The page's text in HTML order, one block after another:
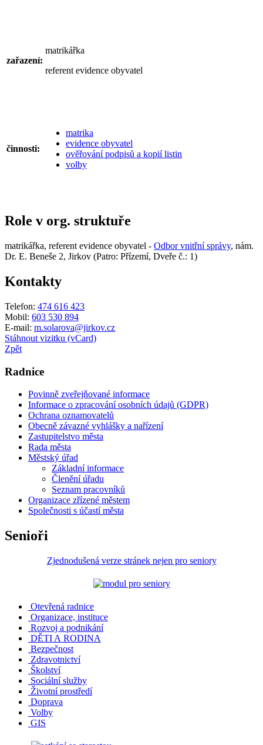
zařazení:
matrikářka
referent evidence obyvatel
činnosti:
matrika
evidence obyvatel
ověřování podpisů a kopií listin
volby
Role v org. struktuře
matrikářka, referent evidence obyvatel - Odbor vnitřní správy, nám.
Dr. E. Beneše 2, Jirkov (Patro: Přízemí, Dveře č.: 1)
Kontakty
Telefon: 474 616 423
Mobil: 603 530 894
E-mail: m.solarova@jirkov.cz
Stáhnout vizitku (vCard)
Zpět
Radnice
Povinně zveřejňované informace
Informace o zpracování osobních údajů (GDPR)
Ochrana oznamovatelů
Obecně závazné vyhlášky a nařízení
Zastupitelstvo města
Rada města
Městský úřad
Základní informace
Členění úřadu
Seznam pracovníků
Organizace zřízené městem
Společnosti s účastí města
Senioři
Zjednodušená verze stránek nejen pro seniory
Otevřená radnice
Organizace, instituce
Rozvoj a podnikání
DĚTI A RODINA
Bezpečnost
Zdravotnictví
Školství
Sociální služby
Životní prostředí
Doprava
Volby
GIS